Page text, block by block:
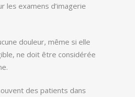
les examens d’imagerie
douleur, même si elle
ne doit être considérée
des patients dans